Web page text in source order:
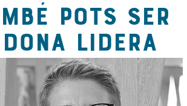
POTS SER
LIDERA